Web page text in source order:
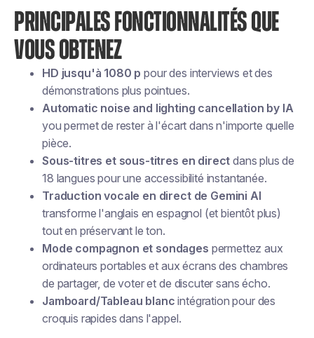
PRINCIPALES FONCTIONNALITÉS QUE
VOUS OBTENEZ
HD jusqu'à 1080 p pour des interviews et des
démonstrations plus pointues.
Automatic noise and lighting cancellation by IA
you permet de rester à l'écart dans n'importe quelle
pièce.
Sous-titres et sous-titres en direct dans plus de
18 langues pour une accessibilité instantanée.
Traduction vocale en direct de Gemini AI
transforme l'anglais en espagnol (et bientôt plus)
tout en préservant le ton.
Mode compagnon et sondages permettez aux
ordinateurs portables et aux écrans des chambres
de partager, de voter et de discuter sans écho.
Jamboard/Tableau blanc intégration pour des
croquis rapides dans l'appel.